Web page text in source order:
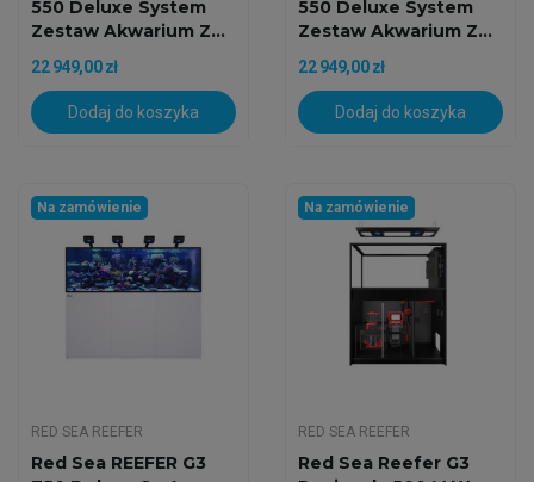
550 Deluxe System
Zestaw Akwarium Z...
22 949,00 zł
Dodaj do koszyka
550 Deluxe System
Zestaw Akwarium Z...
22 949,00 zł
Dodaj do koszyka
Na zamówienie
RED SEA REEFER
Red Sea REEFER G3
Na zamówienie
RED SEA REEFER
Red Sea Reefer G3